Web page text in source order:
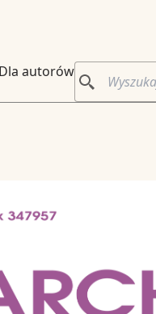
Dla autorów